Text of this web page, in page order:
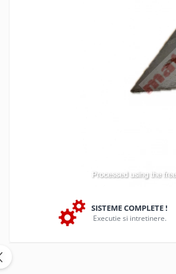
Finisoare/lipe/unelte beton
MARSHALLTOWN
SISTEME COMPLETE !
Executie si intretinere.